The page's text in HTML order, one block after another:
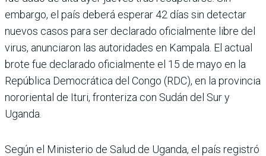
embargo, el país deberá esperar 42 días sin detectar
nuevos casos para ser declarado oficialmente libre del
virus, anunciaron las autoridades en Kampala. El actual
brote fue declarado oficialmente el 15 de mayo en la
República Democrática del Congo (RDC), en la provincia
nororiental de Ituri, fronteriza con Sudán del Sur y
Uganda.
Según el Ministerio de Salud de Uganda, el país registró